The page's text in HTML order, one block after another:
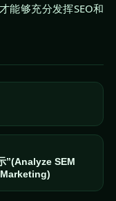
能够充分发挥SEO和
”(Analyze SEM